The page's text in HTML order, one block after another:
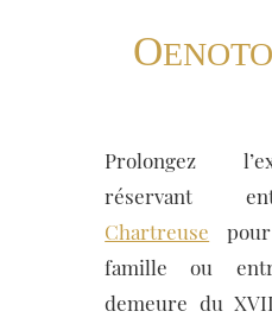
O
Prolongez
réservant
Chartreuse
famille ou
demeure du